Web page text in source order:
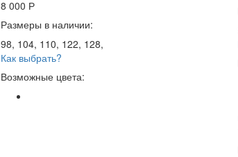
8 000 Р
Размеры в наличии:
98, 104, 110, 122, 128,
Как выбрать?
Возможные цвета: